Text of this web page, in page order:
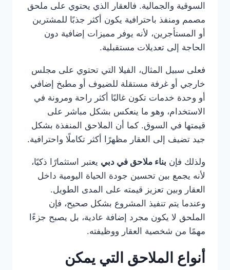
السوقية والجمالية. فالعقار الذي يحتوي على ملحق
مصمم ومنفذ باحترافية يكون أكثر جذبًا للمشترين
أو المستأجرين، لأنه يوفر مميزات إضافية دون
الحاجة إلى تعديلات مستقبلية.
فعلى سبيل المثال، الفيلا التي تحتوي على مجلس
خارجي أو غرفة مستقلة للضيوف أو مطبخ إضافي
أو وحدة خدمات تكون غالبًا أكثر راحة ومرونة في
الاستخدام، وهو ما ينعكس بشكل مباشر على
قيمتها في السوق. كما أن الملاحق المنفذة بشكل
جيد تضيف إلى العقار مظهرًا أكثر تكاملًا واحترافية.
ولذلك فإن بناء ملاحق في دبي يعتبر استثمارًا ذكيًا،
لأنه يجمع بين تحسين جودة الحياة اليومية داخل
العقار وبين تعزيز قيمته على المدى الطويل.
وعندما يتم تنفيذ المشروع بشكل صحيح، فإن
الملحق لا يكون مجرد إضافة عادية، بل يصبح جزءًا
مهمًا من شخصية العقار ووظيفته.
أنواع الملاحق التي يمكن